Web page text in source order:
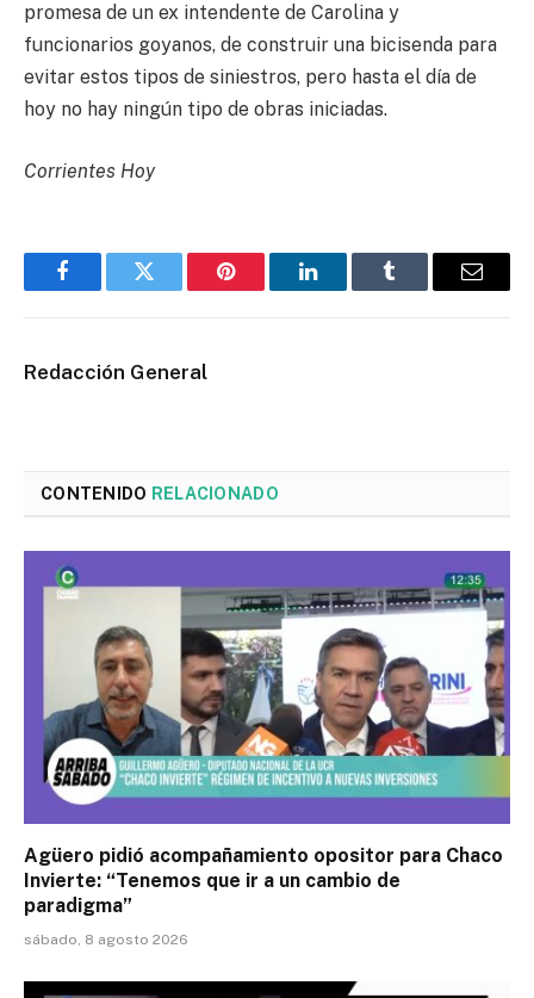
promesa de un ex intendente de Carolina y
funcionarios goyanos, de construir una bicisenda para
evitar estos tipos de siniestros, pero hasta el día de
hoy no hay ningún tipo de obras iniciadas.
Corrientes Hoy
FacebookTwitter Pinterest LinkedInTumblr Email
Redacción General
CONTENIDO RELACIONADO
Agüero pidió acompañamiento opositor para Chaco
Invierte: “Tenemos que ir a un cambio de
paradigma”
sábado, 8 agosto 2026